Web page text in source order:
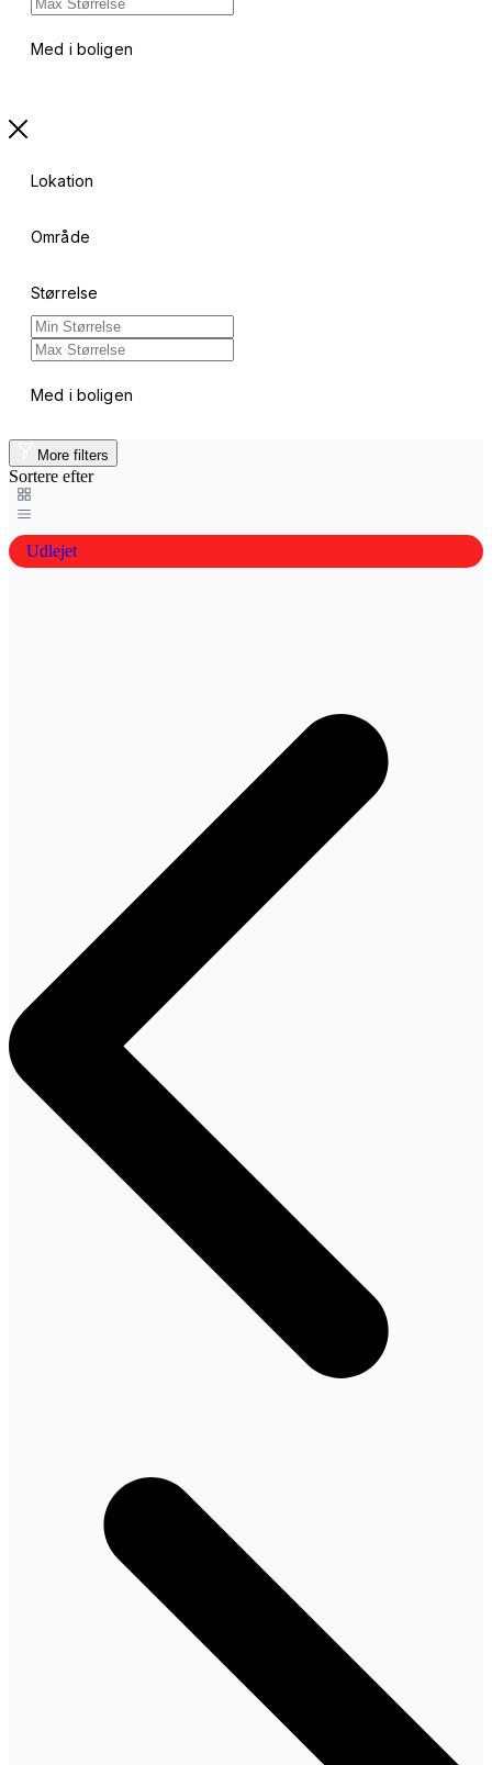
Med i boligen
Lokation
Område
Størrelse
Med i boligen
More filters
Sortere efter
Udlejet